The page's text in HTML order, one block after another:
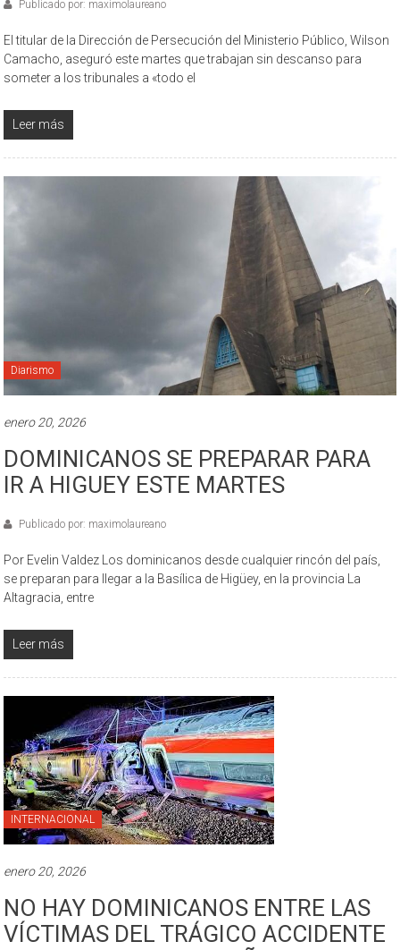
Publicado por: maximolaureano
El titular de la Dirección de Persecución del Ministerio Público, Wilson
Camacho, aseguró este martes que trabajan sin descanso para
someter a los tribunales a «todo el
Leer más
Diarismo
enero 20, 2026
DOMINICANOS SE PREPARAR PARA
IR A HIGUEY ESTE MARTES
Publicado por: maximolaureano
Por Evelin Valdez Los dominicanos desde cualquier rincón del país,
se preparan para llegar a la Basílica de Higüey, en la provincia La
Altagracia, entre
Leer más
INTERNACIONAL
enero 20, 2026
NO HAY DOMINICANOS ENTRE LAS
VÍCTIMAS DEL TRÁGICO ACCIDENTE